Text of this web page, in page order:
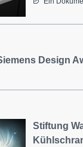
Design
Stiftung